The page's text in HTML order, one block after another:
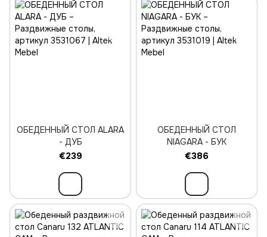
ОБЕДЕННЫЙ СТОЛ ALARA
- ДУБ
€239
ОБЕДЕННЫЙ СТОЛ
NIAGARA - БУК
€386